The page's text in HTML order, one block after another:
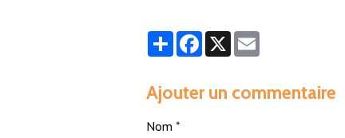
PartagerFacebook
X
Ajouter un commentaire
Nom